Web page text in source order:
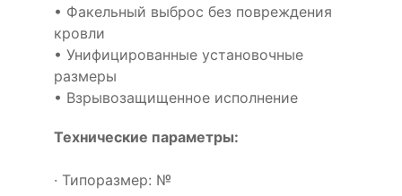
• Факельный выброс без повреждения
кровли
• Унифицированные установочные
размеры
• Взрывозащищенное исполнение
Технические параметры:
· Типоразмер: №